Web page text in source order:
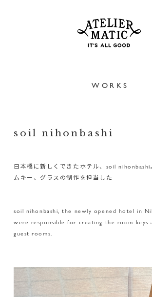
WORKS
soil nihonbashi
日本橋に新しくできたホテル、soil
ムキー、グラスの制作を担当した
soil nihonbashi, the newly opened hotel in
were responsible for creating the room keys
guest rooms.